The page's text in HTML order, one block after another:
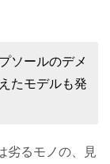
ソールのデメ
たモデルも発
劣るモノの、見